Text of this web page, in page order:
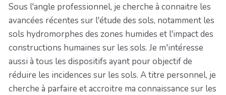
Sous l'angle professionnel, je cherche à connaitre les
avancées récentes sur l'étude des sols, notamment les
sols hydromorphes des zones humides et l'impact des
constructions humaines sur les sols. Je m'intéresse
aussi à tous les dispositifs ayant pour objectif de
réduire les incidences sur les sols. A titre personnel, je
cherche à parfaire et accroitre ma connaissance sur les